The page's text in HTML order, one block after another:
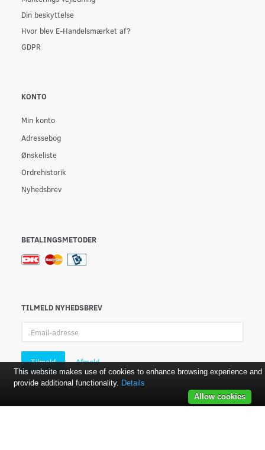
Din beskyttelse
Hvor blev E-Handelsmærket af?
GDPR
KONTO
Min konto
Adressebog
Ønskeliste
Ordrehistorik
Nyhedsbrev
BETALINGSMETODER
TILMELD NYHEDSBREV
adresse
Tilmeld Afmeld
This website makes use of cookies to enhance browsing experience and
provide additional functionality. Details
Allow cookies